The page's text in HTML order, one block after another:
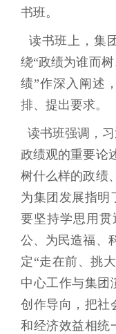
书班。
读书班上，集
绕“政绩为谁而
绩”作深入阐述
排、提出要求。
读书班强调，
政绩观的重要论
树什么样的政绩
为集团发展指明
要坚持学思用
公、为民造福、
定“走在前、挑
中心工作与集团
创作导向，把社
和经济效益相统